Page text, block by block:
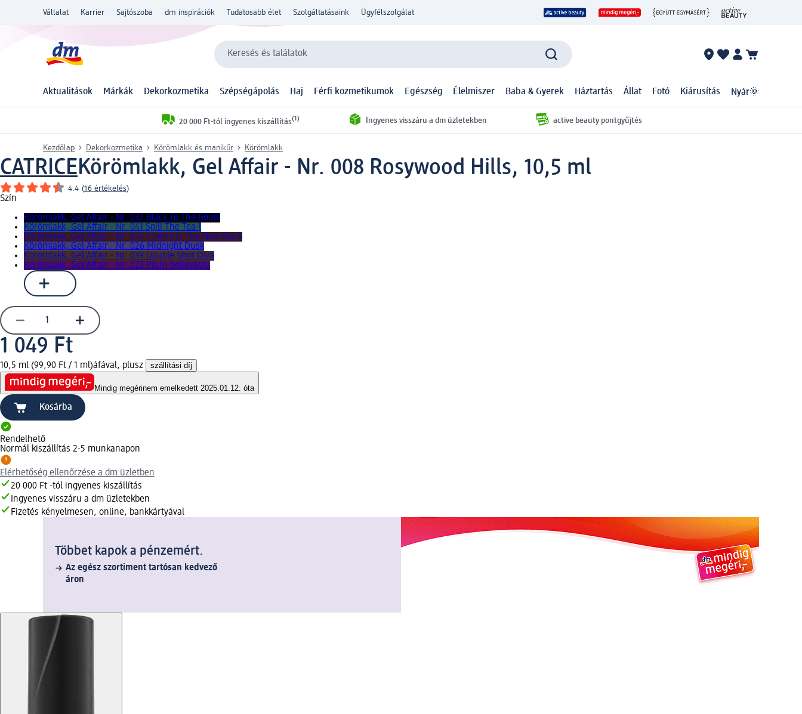
Vállalat Karrier Sajtószoba dm inspirációk Tudatosabb élet Szolgáltatásaink Ügyfélszolgálat
Keresés és találatok
Aktualitások Márkák Dekorkozmetika Szépségápolás Haj Férfi kozmetikumok Egészség Élelmiszer Baba & Gyerek Háztartás Állat Fotó Kiárusítás Nyár🌞
20 000 Ft-tól ingyenes kiszállítás(1) Ingyenes visszáru a dm üzletekben active beauty pontgyűjtés
Kezdőlap Dekorkozmetika Körömlakk és manikűr Körömlakk
CATRICEKörömlakk, Gel Affair - Nr. 008 Rosywood Hills, 10,5 ml
4.4 (16 értékelés)
Szín
Körömlakk, Gel Affair - Nr. 037 Black To The Roots
Körömlakk, Gel Affair - Nr. 041 Spill The Tea-l
Körömlakk, Gel Affair - Nr. 022 Cherry Is The New Black
Körömlakk, Gel Affair - Nr. 026 Midnight Dusk
Körömlakk, Gel Affair - Nr. 039 Double Shot Diva
Körömlakk, Gel Affair - Nr. 023 Plum-believable
1 049 Ft
10,5 ml (99,90 Ft / 1 ml)áfával, plusz szállítási díj
Mindig megérinem emelkedett 2025.01.12. óta
Kosárba
Rendelhető
Normál kiszállítás 2-5 munkanapon
Elérhetőség ellenőrzése a dm üzletben
20 000 Ft -tól ingyenes kiszállítás
Ingyenes visszáru a dm üzletekben
Fizetés kényelmesen, online, bankkártyával
Többet kapok a pénzemért.
Az egész szortiment tartósan kedvező
áron